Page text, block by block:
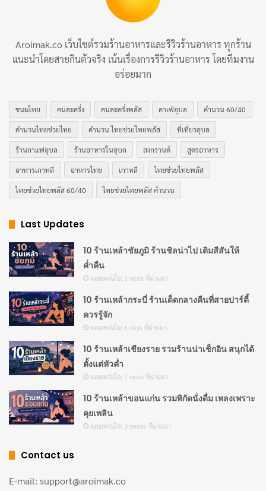
Aroimak.co เว็บไซต์รวมร้านอาหารและรีวิวร้านอาหาร ทุกร้าน
แนะนำโดยสายกินตัวจริง เน้นเรื่องการรีวิวร้านอาหาร โดยทีมงาน
อร่อยมาก
ขนมไทย คนละครึ่ง คนละครึ่งพลัส คาเฟ่อุบล คำนวน 60/40
คำนวนไทยช่วยไทย คำนวน ไทยช่วยไทยพลัส ที่เที่ยวอุบล
ร้านกาแฟอุบล ร้านอาหารในอุบล สงกรานต์ สูตรอาหาร
อาหารเกาหลี อาหารไทย เกาหลี ไทยช่วยไทยพลัส
ไทยช่วยไทยพลัส 60/40 ไทยช่วยไทยพลัส คำนวน
Last Updates
10 ร้านเหล้าชัยภูมิ ร้านชิลน่าไป เติมสีสันให้
ค่ำคืน
เผยแพร่เมื่อ: 1 week ที่ผ่านมา
10 ร้านเหล้ากระบี่ ร้านเด็ดกลางคืนที่สายปาร์ตี้
ควรรู้จัก
เผยแพร่เมื่อ: 6 days ที่ผ่านมา
10 ร้านเหล้าเชียงราย รวมร้านน่าเช็กอิน สนุกได้
ตั้งแต่หัวค่ำ
เผยแพร่เมื่อ: 1 week ที่ผ่านมา
10 ร้านเหล้าขอนแก่น รวมพิกัดนั่งดื่ม เพลงเพราะ
คุยเพลิน
เผยแพร่เมื่อ: 3 weeks ที่ผ่านมา
Contact us
E-mail: support@aroimak.co